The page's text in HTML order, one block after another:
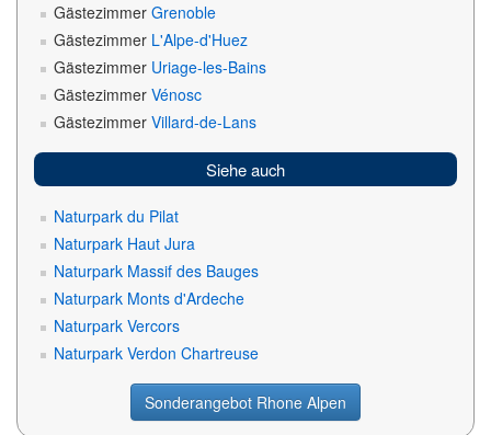
Gästezimmer Grenoble
Gästezimmer L'Alpe-d'Huez
Gästezimmer Uriage-les-Bains
Gästezimmer Vénosc
Gästezimmer Villard-de-Lans
Siehe auch
Naturpark du Pilat
Naturpark Haut Jura
Naturpark Massif des Bauges
Naturpark Monts d'Ardeche
Naturpark Vercors
Naturpark Verdon Chartreuse
Sonderangebot Rhone Alpen